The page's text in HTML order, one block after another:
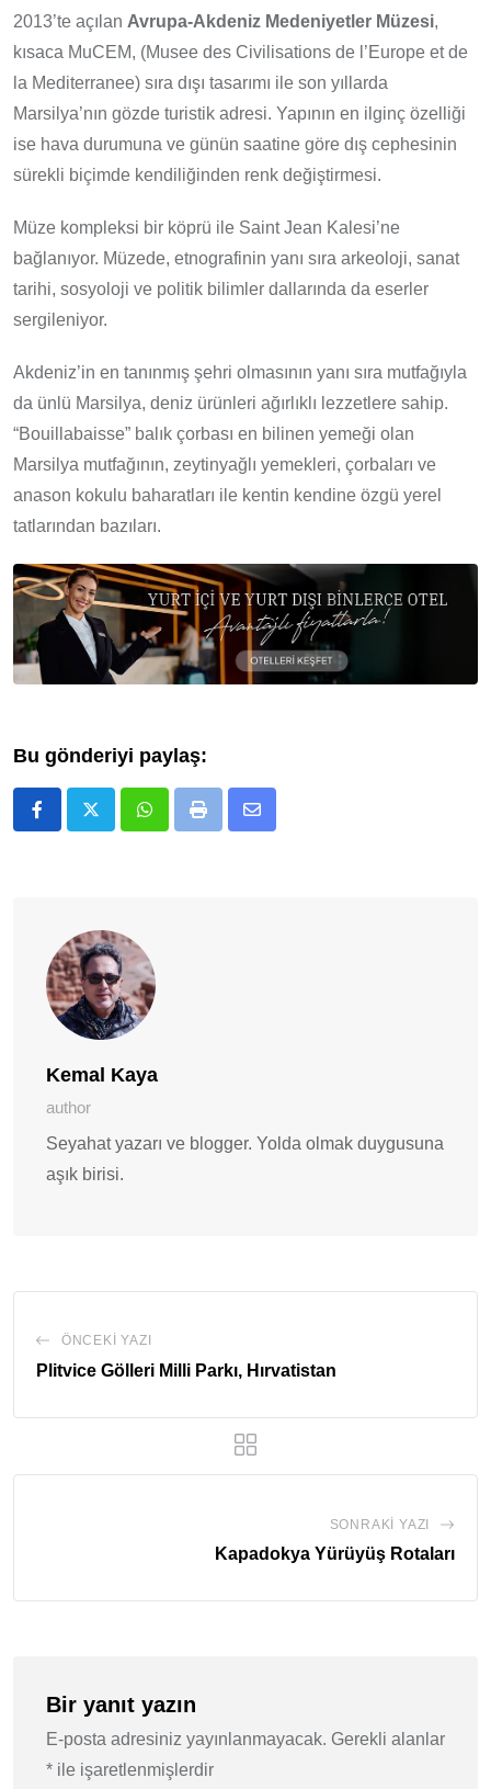
2013’te açılan Avrupa-Akdeniz Medeniyetler Müzesi,
kısaca MuCEM, (Musee des Civilisations de l’Europe et de
la Mediterranee) sıra dışı tasarımı ile son yıllarda
Marsilya’nın gözde turistik adresi. Yapının en ilginç özelliği
ise hava durumuna ve günün saatine göre dış cephesinin
sürekli biçimde kendiliğinden renk değiştirmesi.
Müze kompleksi bir köprü ile Saint Jean Kalesi’ne
bağlanıyor. Müzede, etnografinin yanı sıra arkeoloji, sanat
tarihi, sosyoloji ve politik bilimler dallarında da eserler
sergileniyor.
Akdeniz’in en tanınmış şehri olmasının yanı sıra mutfağıyla
da ünlü Marsilya, deniz ürünleri ağırlıklı lezzetlere sahip.
“Bouillabaisse” balık çorbası en bilinen yemeği olan
Marsilya mutfağının, zeytinyağlı yemekleri, çorbaları ve
anason kokulu baharatları ile kentin kendine özgü yerel
tatlarından bazıları.
Bu gönderiyi paylaş:
Whatsapp
Print
E-
Kemal Kaya
author
Seyahat yazarı ve blogger. Yolda olmak duygusuna
aşık birisi.
ÖNCEKI YAZI
Plitvice Gölleri Milli Parkı, Hırvatistan
SONRAKI YAZI
Kapadokya Yürüyüş Rotaları
Bir yanıt yazın
E-posta adresiniz yayınlanmayacak. Gerekli alanlar
* ile işaretlenmişlerdir